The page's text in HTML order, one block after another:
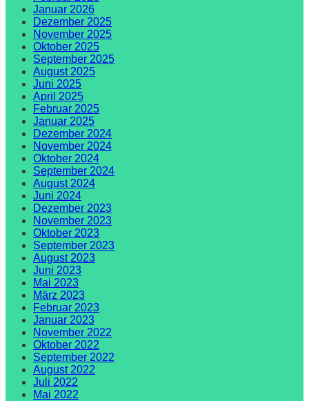
Januar 2026
Dezember 2025
November 2025
Oktober 2025
September 2025
August 2025
Juni 2025
April 2025
Februar 2025
Januar 2025
Dezember 2024
November 2024
Oktober 2024
September 2024
August 2024
Juni 2024
Dezember 2023
November 2023
Oktober 2023
September 2023
August 2023
Juni 2023
Mai 2023
März 2023
Februar 2023
Januar 2023
November 2022
Oktober 2022
September 2022
August 2022
Juli 2022
Mai 2022